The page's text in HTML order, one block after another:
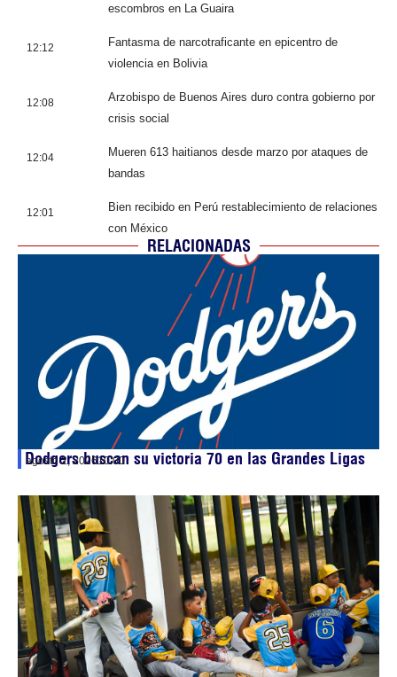
escombros en La Guaira
12:12
Fantasma de narcotraficante en epicentro de
violencia en Bolivia
12:08
Arzobispo de Buenos Aires duro contra gobierno por
crisis social
12:04
Mueren 613 haitianos desde marzo por ataques de
bandas
12:01
Bien recibido en Perú restablecimiento de relaciones
con México
RELACIONADAS
Dodgers buscan su victoria 70 en las Grandes Ligas
agosto 2, 202610:00